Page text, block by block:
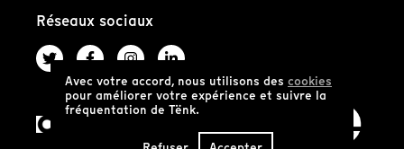
Avec votre accord, nous utilisons des cookies
pour améliorer votre expérience et suivre la
fréquentation de Tënk.
Réseaux sociaux